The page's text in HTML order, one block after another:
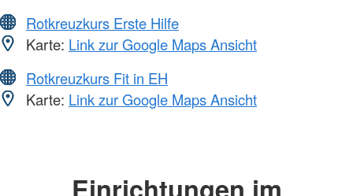
Rotkreuzkurs Erste Hilfe
Karte: Link zur Google Maps Ansicht
Rotkreuzkurs Fit in EH
Karte: Link zur Google Maps Ansicht
Einrichtungen im